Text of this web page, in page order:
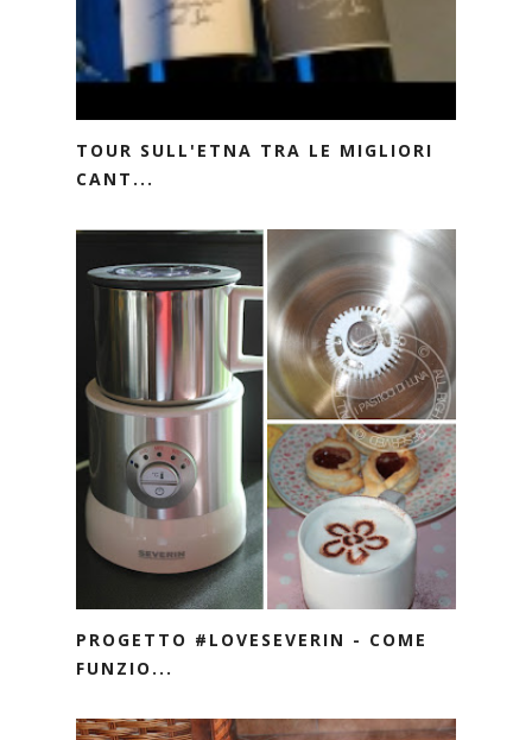
TOUR SULL'ETNA TRA LE MIGLIORI
CANT...
PROGETTO #LOVESEVERIN - COME
FUNZIO...